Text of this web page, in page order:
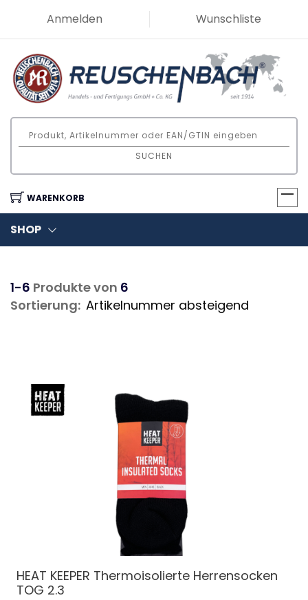
Anmelden Wunschliste
SUCHEN
WARENKORB
SHOP
1-6 Produkte von 6
Sortierung:
HEAT KEEPER Thermoisolierte Herrensocken
TOG 2.3